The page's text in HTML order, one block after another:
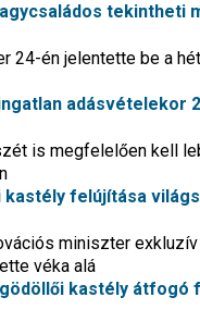
tekintheti
24-én jelentette be a
adásvételekor
is megfelelően kell
kastély felújítása
miniszter
véka alá
kastély átfogó